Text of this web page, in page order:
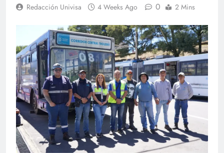
Redacción Univisa 4 Weeks Ago 0 2 Mins